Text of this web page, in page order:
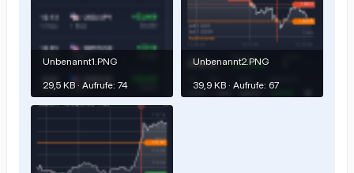
Unbenannt1.PNG
29,5 KB · Aufrufe: 74
Unbenannt2.PNG
39,9 KB · Aufrufe: 67